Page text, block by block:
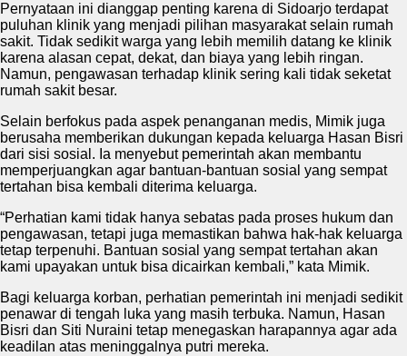
Pernyataan ini dianggap penting karena di Sidoarjo terdapat
puluhan klinik yang menjadi pilihan masyarakat selain rumah
sakit. Tidak sedikit warga yang lebih memilih datang ke klinik
karena alasan cepat, dekat, dan biaya yang lebih ringan.
Namun, pengawasan terhadap klinik sering kali tidak seketat
rumah sakit besar.
Selain berfokus pada aspek penanganan medis, Mimik juga
berusaha memberikan dukungan kepada keluarga Hasan Bisri
dari sisi sosial. Ia menyebut pemerintah akan membantu
memperjuangkan agar bantuan-bantuan sosial yang sempat
tertahan bisa kembali diterima keluarga.
“Perhatian kami tidak hanya sebatas pada proses hukum dan
pengawasan, tetapi juga memastikan bahwa hak-hak keluarga
tetap terpenuhi. Bantuan sosial yang sempat tertahan akan
kami upayakan untuk bisa dicairkan kembali,” kata Mimik.
Bagi keluarga korban, perhatian pemerintah ini menjadi sedikit
penawar di tengah luka yang masih terbuka. Namun, Hasan
Bisri dan Siti Nuraini tetap menegaskan harapannya agar ada
keadilan atas meninggalnya putri mereka.